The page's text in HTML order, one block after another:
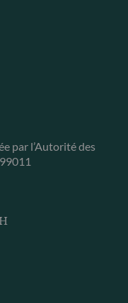
par l’Autorité des